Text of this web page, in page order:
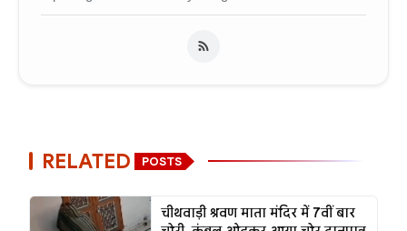
RELATED POSTS
चीथवाड़ी श्रवण माता मंदिर में 7वीं बार